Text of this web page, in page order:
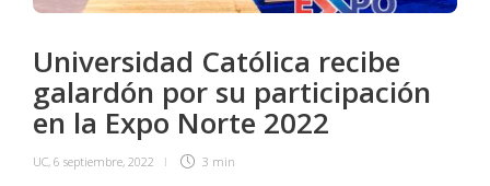
Universidad Católica recibe
galardón por su participación
en la Expo Norte 2022
UC, 6 septiembre, 2022 3 min